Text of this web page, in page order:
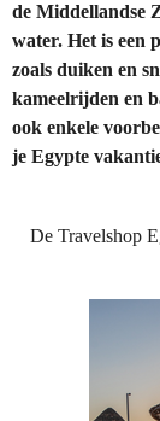
de Middellandse
water. Het is een
zoals duiken en
kameelrijden en
ook enkele
je Egypte
De Travelshop